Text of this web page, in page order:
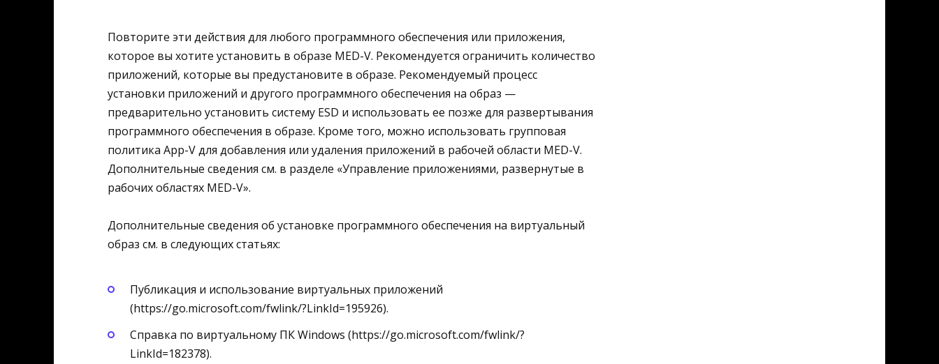
Повторите эти действия для любого программного обеспечения или приложения,
которое вы хотите установить в образе MED-V. Рекомендуется ограничить количество
приложений, которые вы предустановите в образе. Рекомендуемый процесс
установки приложений и другого программного обеспечения на образ —
предварительно установить систему ESD и использовать ее позже для развертывания
программного обеспечения в образе. Кроме того, можно использовать групповая
политика App-V для добавления или удаления приложений в рабочей области MED-V.
Дополнительные сведения см. в разделе «Управление приложениями, развернутые в
рабочих областях MED-V».
Дополнительные сведения об установке программного обеспечения на виртуальный
образ см. в следующих статьях:
Публикация и использование виртуальных приложений
(https://go.microsoft.com/fwlink/?LinkId=195926).
Справка по виртуальному ПК Windows (https://go.microsoft.com/fwlink/?
LinkId=182378).